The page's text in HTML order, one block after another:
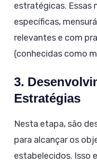
estratégicas. Essas
específicas,
relevantes e com
(conhecidas como
3.
Estratégias
Nesta etapa, são
para alcançar os
estabelecidos. Isso